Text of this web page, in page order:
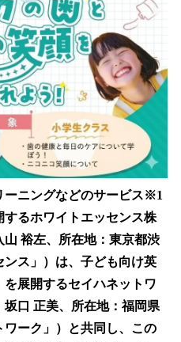
ニングなどのサービス※1
るホワイトエッセンス株
裕左、所在地：東京都渋
ス」）は、子ども向け英
展開するセイハネットワ
口 正美、所在地：福岡県
ーク」）と共同し、この